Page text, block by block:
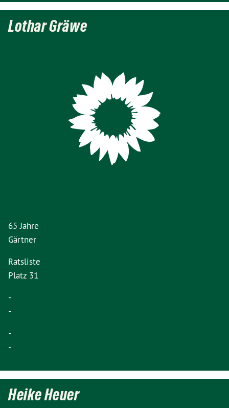
Lothar Gräwe
65 Jahre
Gärtner
Ratsliste
Platz 31
-
-
-
-
Heike Heuer